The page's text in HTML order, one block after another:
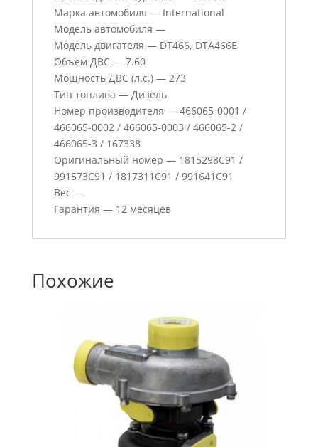
Марка автомобиля — International
Модель автомобиля —
Модель двигателя — DT466, DTA466E
Объем ДВС — 7.60
Мощность ДВС (л.с.) — 273
Тип топлива — Дизель
Номер производителя — 466065-0001 /
466065-0002 / 466065-0003 / 466065-2 /
466065-3 / 167338
Оригинальный номер — 1815298C91 /
991573C91 / 1817311C91 / 991641C91
Вес —
Гарантия — 12 месяцев
Похожие